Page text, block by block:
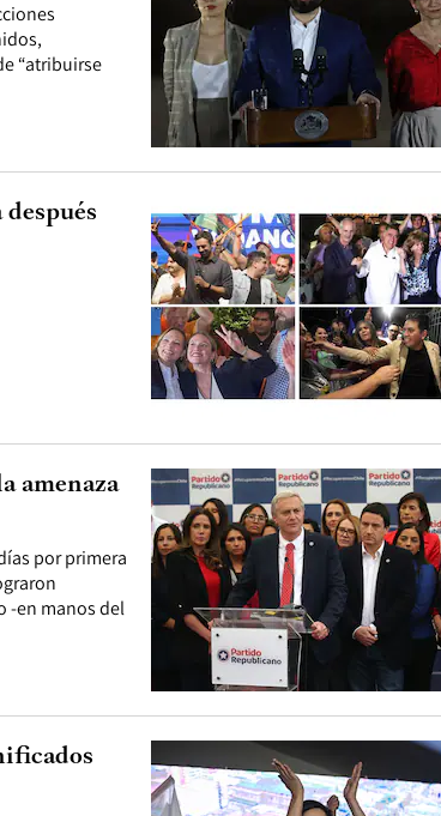
“atribuirse
por primera
-en manos del
amenaza